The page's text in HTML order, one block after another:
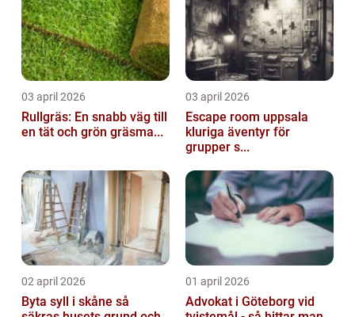
03 april 2026
Rullgräs: En snabb väg till
en tät och grön gräsma...
03 april 2026
Escape room uppsala
kluriga äventyr för
grupper s...
02 april 2026
Byta syll i skåne så
01 april 2026
Advokat i Göteborg vid